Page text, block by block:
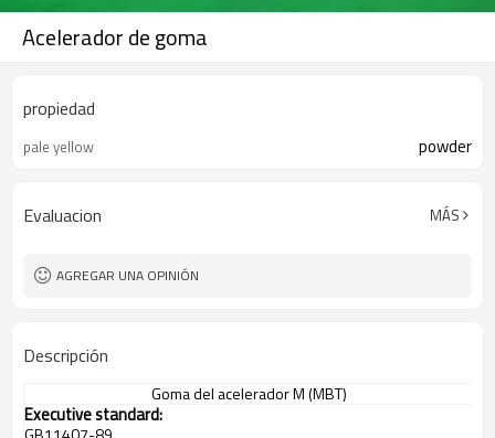
Acelerador de goma
propiedad
pale yellow powder
Evaluacion MÁS
AGREGAR UNA OPINIÓN
Descripción
Gomadel aceleradorM (MBT)
Executive standard: